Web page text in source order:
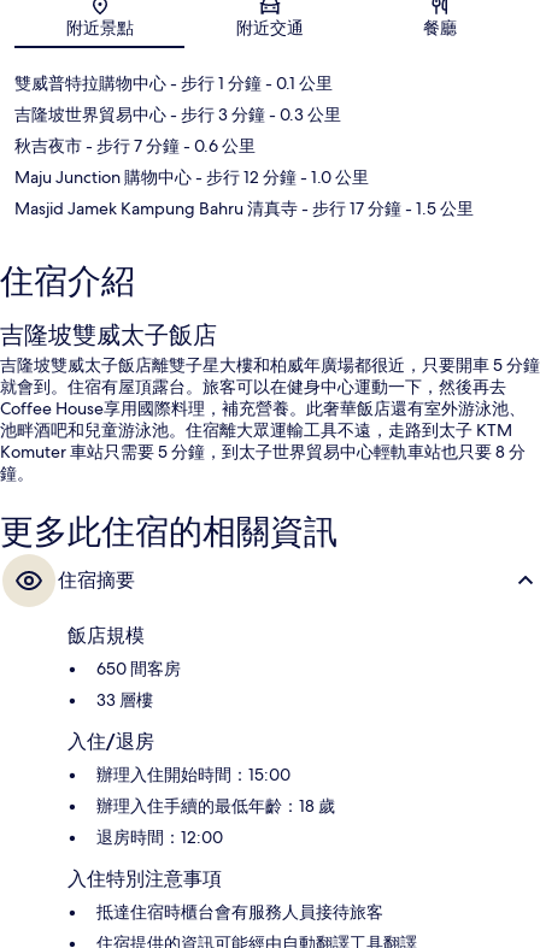
地圖
附近景點 附近交通 餐廳
雙威普特拉購物中心- 步行 1 分鐘- 0.1 公里
吉隆坡世界貿易中心- 步行 3 分鐘- 0.3 公里
秋吉夜市- 步行 7 分鐘- 0.6 公里
Maju Junction 購物中心- 步行 12 分鐘- 1.0 公里
Masjid Jamek Kampung Bahru 清真寺- 步行 17 分鐘- 1.5 公里
住宿介紹
吉隆坡雙威太子飯店
吉隆坡雙威太子飯店離雙子星大樓和柏威年廣場都很近，只要開車 5 分鐘
就會到。住宿有屋頂露台。旅客可以在健身中心運動一下，然後再去
Coffee House享用國際料理，補充營養。此奢華飯店還有室外游泳池、
池畔酒吧和兒童游泳池。住宿離大眾運輸工具不遠，走路到太子 KTM
Komuter 車站只需要 5 分鐘，到太子世界貿易中心輕軌車站也只要 8 分
鐘。
更多此住宿的相關資訊
住宿摘要
飯店規模
650 間客房
33 層樓
入住/退房
辦理入住開始時間：15:00
辦理入住手續的最低年齡：18 歲
退房時間：12:00
入住特別注意事項
抵達住宿時櫃台會有服務人員接待旅客
住宿提供的資訊可能經由自動翻譯工具翻譯